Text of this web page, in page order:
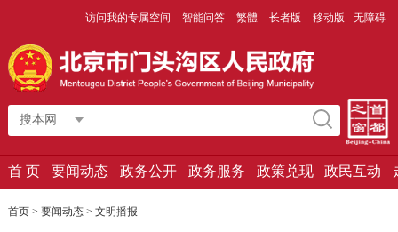
访问我的专属空间 智能问答 繁體 长者版 移动版 无障碍
搜本网
首 页 要闻动态 政务公开 政务服务 政策兑现 政民互动
首页> 要闻动态> 文明播报